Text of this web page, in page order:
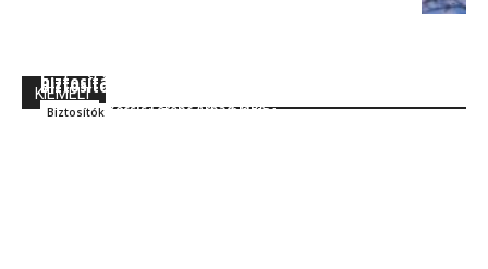
KIEMELT
biztosítás jövője!
Szakmai Kocsis Ferenc Árpád MBA
Biztosítónál
Biztosítók Kocsis Ferenc Árpád MBA